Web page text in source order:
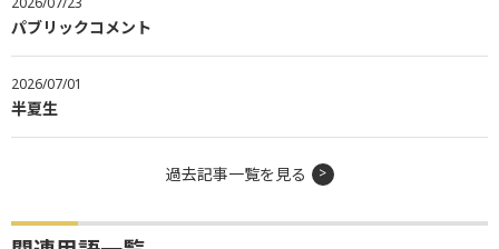
パブリックコメント
2026/07/01
半夏生
過去記事一覧を見る